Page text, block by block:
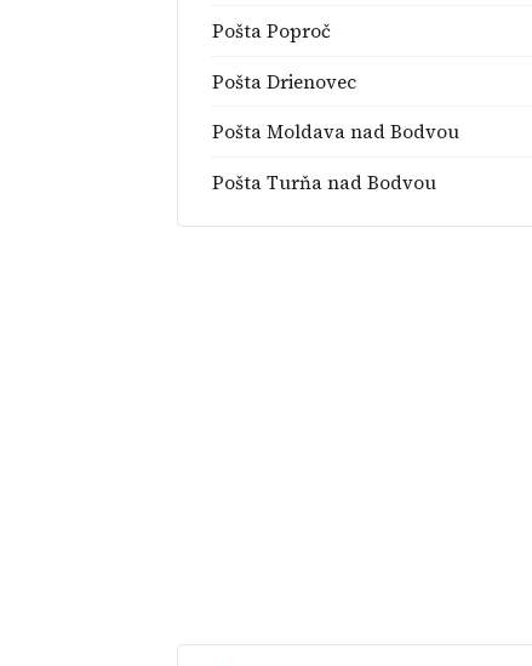
Pošta Poproč
Pošta Drienovec
Pošta Moldava nad Bodvou
Pošta Turňa nad Bodvou